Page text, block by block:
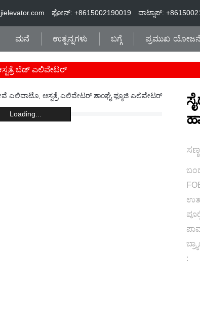
ಫೋನ್: +8615002190019 ವಾಟ್ಸಾಪ್:
ಮನೆ ಉತ್ಪನ್ನಗಳು ಬಗ್ಗೆ ಪ್ರಮುಖ
ಬೆಡ್ ಎಲಿವೇಟರ್
Loading...
: